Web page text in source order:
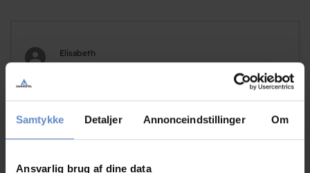
Samtykke Detaljer Annonceindstillinger Om
Ansvarlig brug af dine data
Elisabeth
Par, DK
kan være, super beliggenhed fine værelser og